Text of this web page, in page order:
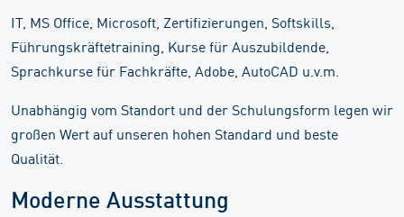
IT, MS Office, Microsoft, Zertifizierungen, Softskills,
Führungskräftetraining, Kurse für Auszubildende,
Sprachkurse für Fachkräfte, Adobe, AutoCAD u.v.m.
Unabhängig vom Standort und der Schulungsform legen wir
großen Wert auf unseren hohen Standard und beste
Qualität.
Moderne Ausstattung